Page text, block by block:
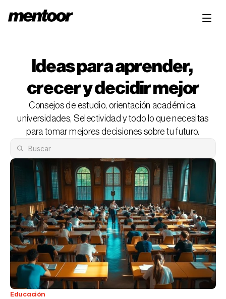
Ideas para aprender,
crecer y decidir mejor
Consejos de estudio, orientación académica,
universidades, Selectividad y todo lo que necesitas
para tomar mejores decisiones sobre tu futuro.
Educación